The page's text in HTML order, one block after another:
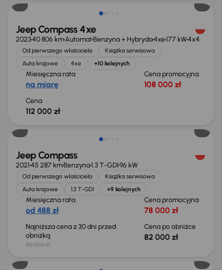
Jeep Compass 4xe
202340 806 kmAutomatBenzyna + Hybryda4xe177 kW4x4
Od pierwszego właściciela
Książka serwisowa
Auta krajowe
4xe +10 kolejnych
Miesięczna rata
na miarę
Cena promocyjna
108 000 zł
Cena
112 000 zł
Jeep Compass
202145 287 kmBenzyna1.3 T-GDI96 kW
Od pierwszego właściciela
Książka serwisowa
Auta krajowe
1.3 T-GDI +9 kolejnych
Miesięczna rata
od 488 zł
Cena promocyjna
78 000 zł
Najniższa cena z 30 dni przed
obniżką
80 000 zł
Cena po obniżce
82 000 zł